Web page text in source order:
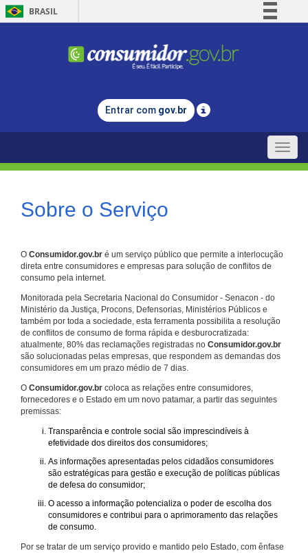
BRASIL
Comunica BR
Legislação
Entrar com gov.br
Toggle
Sobre o Serviço
O Consumidor.gov.br é um serviço público que permite a interlocução
direta entre consumidores e empresas para solução de conflitos de
consumo pela internet.
Monitorada pela Secretaria Nacional do Consumidor - Senacon - do
Ministério da Justiça, Procons, Defensorias, Ministérios Públicos e
também por toda a sociedade, esta ferramenta possibilita a resolução
de conflitos de consumo de forma rápida e desburocratizada:
atualmente, 80% das reclamações registradas no Consumidor.gov.br
são solucionadas pelas empresas, que respondem as demandas dos
consumidores em um prazo médio de 7 dias.
O Consumidor.gov.br coloca as relações entre consumidores,
fornecedores e o Estado em um novo patamar, a partir das seguintes
premissas:
Transparência e controle social são imprescindíveis à
efetividade dos direitos dos consumidores;
As informações apresentadas pelos cidadãos consumidores
são estratégicas para gestão e execução de políticas públicas
de defesa do consumidor;
O acesso a informação potencializa o poder de escolha dos
consumidores e contribui para o aprimoramento das relações
de consumo.
Por se tratar de um serviço provido e mantido pelo Estado, com ênfase